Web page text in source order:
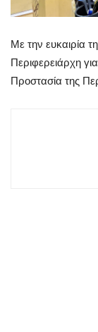
Με την ευκαιρία
Περιφερειάρχη
Προστασία της